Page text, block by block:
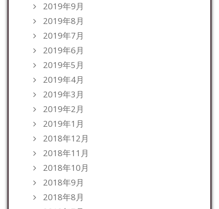
2019年9月
2019年8月
2019年7月
2019年6月
2019年5月
2019年4月
2019年3月
2019年2月
2019年1月
2018年12月
2018年11月
2018年10月
2018年9月
2018年8月